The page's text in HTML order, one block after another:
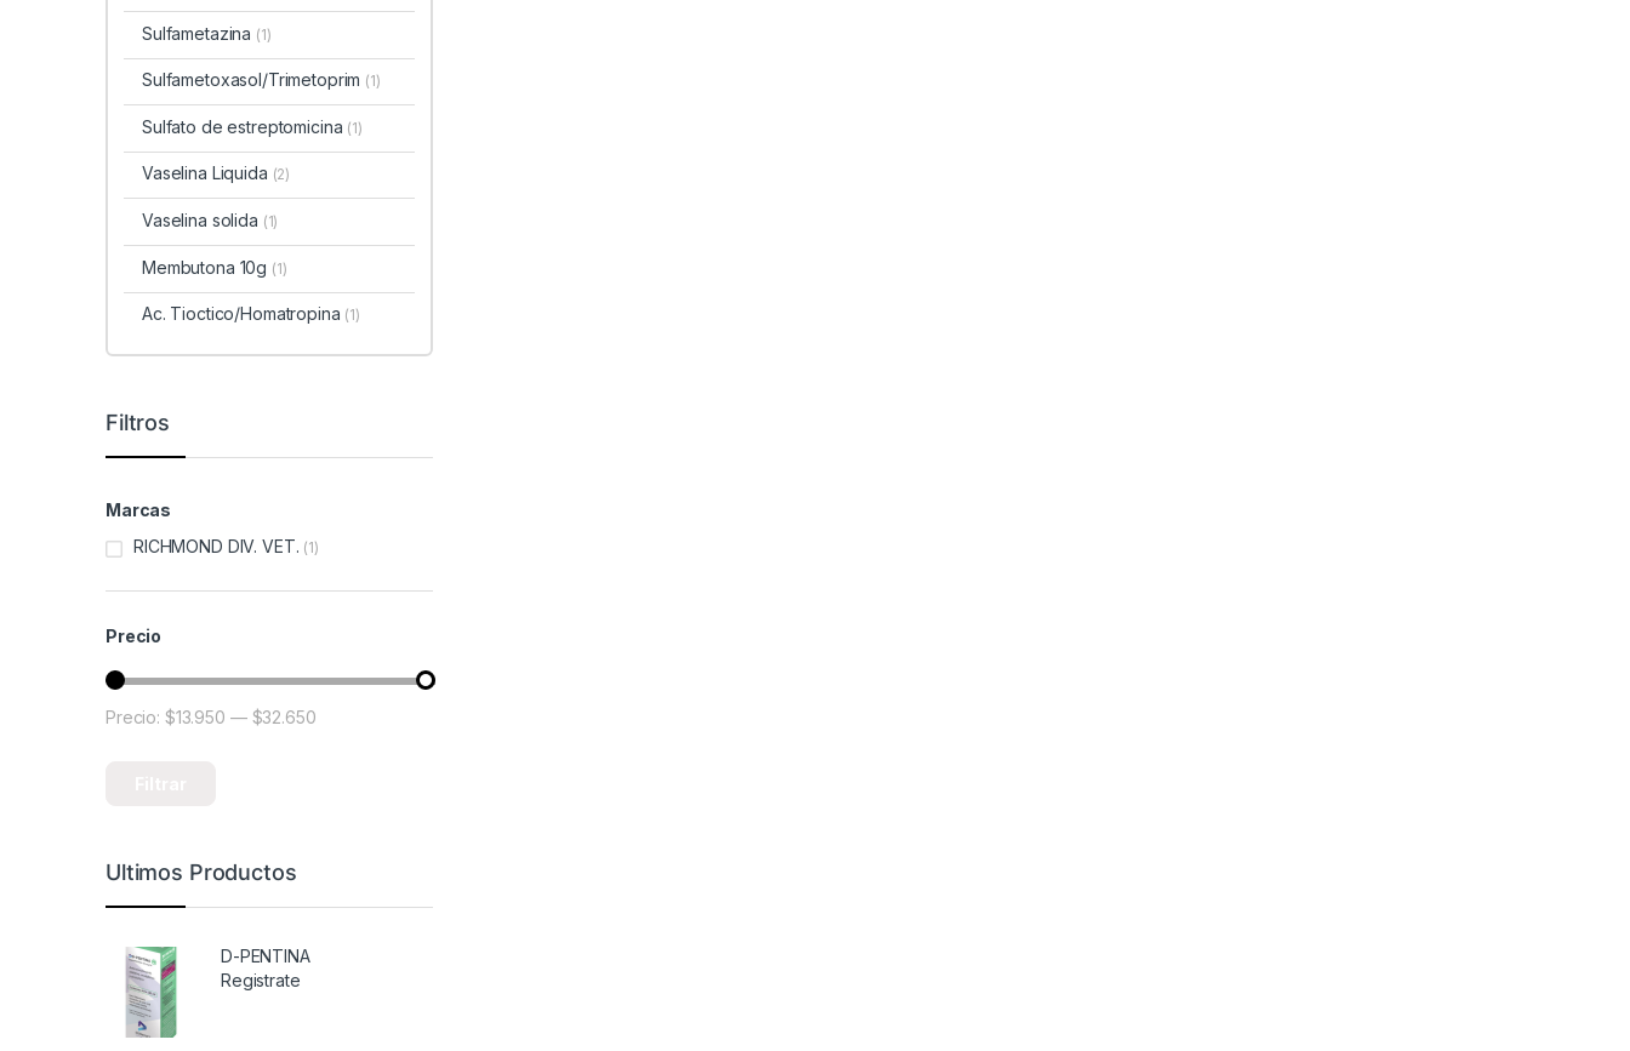
Sulfametazina (1)
Sulfametoxasol/Trimetoprim (1)
Sulfato de estreptomicina (1)
Vaselina Liquida (2)
Vaselina solida (1)
Membutona 10g (1)
Ac. Tioctico/Homatropina (1)
Filtros
Marcas
RICHMOND DIV. VET. (1)
Precio
Precio mínimo
Precio máximo
Precio: $13.950 — $32.650
Ultimos Productos
D-PENTINA
Registrate